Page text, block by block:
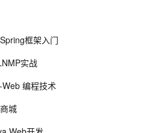
JSON Web Tokens加密解密
实例━表约束条件权限的使用-
框架入门
实战
编程技术
城